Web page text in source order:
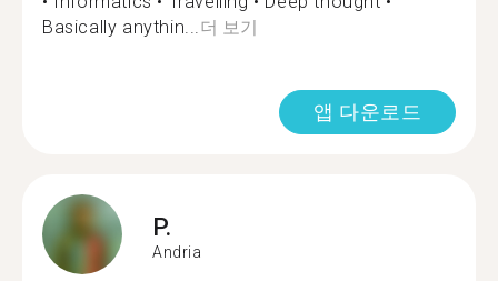
Basically anythin...더 보기
앱 다운로드
P.
Andria